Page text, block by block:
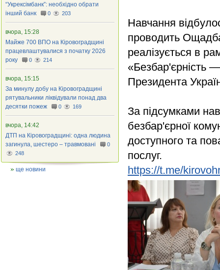
Навчання
проводить
реалізується в
«Безбар'єрність
Президента
За підсумками
безбар'єрної
доступного та
послуг.
https://t.me/
“Укрексімбанк”: необхідно обрати
інший банк
0 203
вчора, 15:28
Майже 700 ВПО на Кіровоградщині
працевлаштувалися з початку 2026
року
0 214
вчора, 15:15
За минулу добу на Кіровоградщині
рятувальники ліквідували понад два
десятки пожеж
0 169
вчора, 14:42
ДТП на Кіровоградщині: одна людина
загинула, шестеро – травмовані
0
248
ще новини